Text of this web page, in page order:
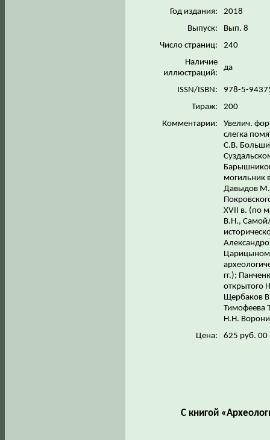
Год издания:
2018
Выпуск:
Вып. 8
Число страниц:
240
Наличие
иллюстраций:
да
ISSN/ISBN:
978-5-
Тираж:
200
Комментарии:
Увелич.
слегка
С.В.
могильник
Давыдов
XVII в. (по
В.Н.,
Царицыном
гг.);
открытого
Щербаков
Тимофеева
Н.Н.
Цена:
625 руб. 00
С книгой